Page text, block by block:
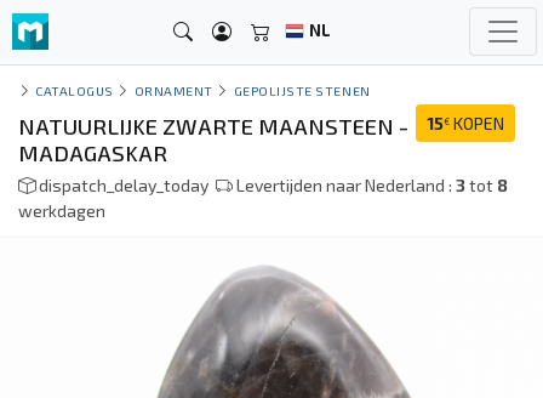
NL
CATALOGUS ORNAMENT GEPOLIJSTE STENEN
15€ KOPEN
NATUURLIJKE ZWARTE MAANSTEEN -
MADAGASKAR
dispatch_delay_today Levertijden naar Nederland : 3tot 8
werkdagen